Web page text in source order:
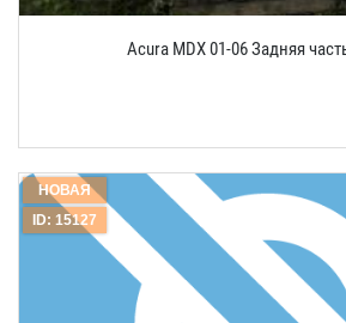
Acura MDX 01-06 Задняя
ID: 15127
НОВАЯ